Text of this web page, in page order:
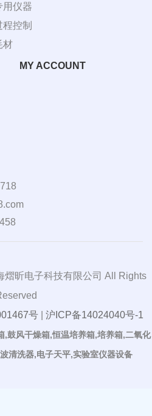
用仪器
控制
材
MY ACCOUNT
熠昕电子科技有限公司 All Rights
号| 沪ICP备14024040号-1
,鼓风干燥箱,恒温培养箱,培养箱,二氧化
清洗器,电子天平,实验室仪器设备